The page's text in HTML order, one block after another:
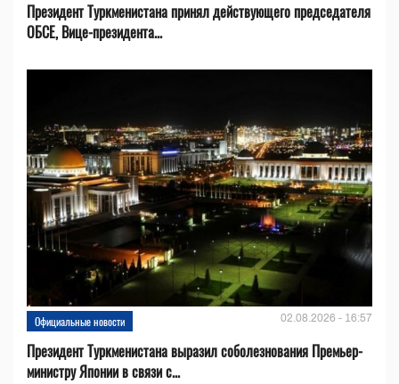
Президент Туркменистана принял действующего председателя
ОБСЕ, Вице-президента...
Официальные новости 02.08.2026 - 16:57
Президент Туркменистана выразил соболезнования Премьер-
министру Японии в связи с...